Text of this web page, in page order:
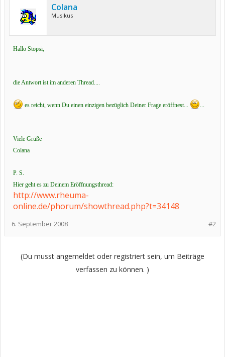
Colana
Musikus
Hallo Stopsi,
die Antwort ist im anderen Thread....
es reicht, wenn Du einen einzigen bezüglich Deiner Frage eröffnest... ...
Viele Grüße
Colana
P. S.
Hier geht es zu Deinem Eröffnungsthread:
http://www.rheuma-
online.de/phorum/showthread.php?t=34148
#2
6. September 2008
(Du musst angemeldet oder registriert sein, um Beiträge
verfassen zu können. )